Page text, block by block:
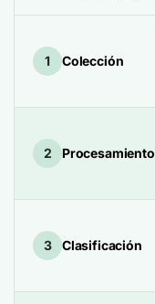
1 Colección
2 Procesamiento
3 Clasificación